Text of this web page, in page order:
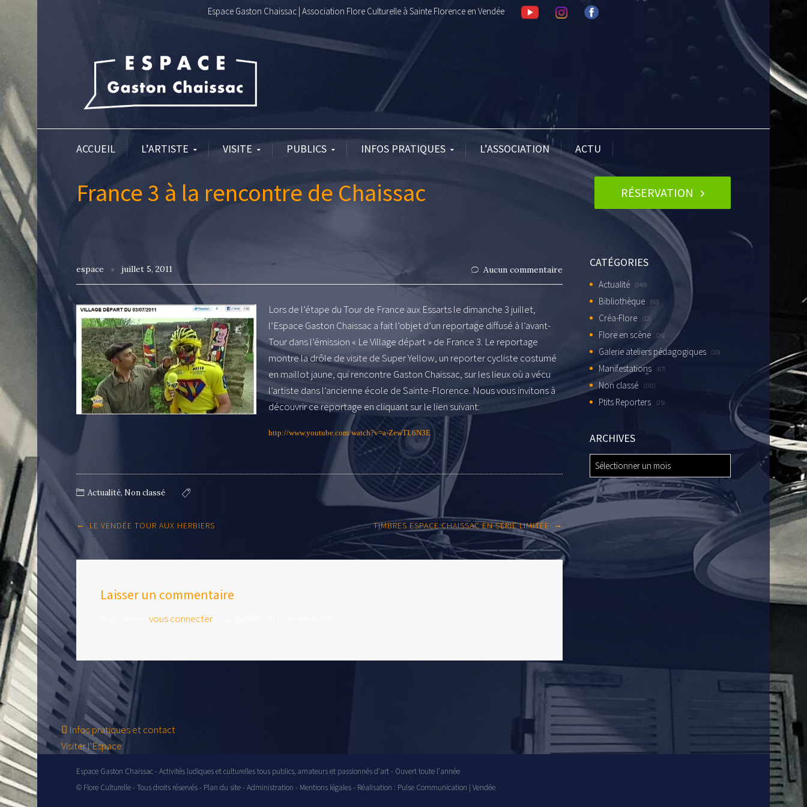
Espace Gaston Chaissac | Association Flore Culturelle à Sainte Florence en Vendée
ACCUEIL L’ARTISTE VISITE PUBLICS INFOS PRATIQUES L’ASSOCIATION ACTU
France 3 à la rencontre de Chaissac RÉSERVATION
espace juillet 5, 2011 Aucun commentaire
Lors de l’étape du Tour de France aux Essarts le dimanche 3 juillet,
l’Espace Gaston Chaissac a fait l’objet d’un reportage diffusé à l’avant-
Tour dans l’émission « Le Village départ » de France 3. Le reportage
montre la drôle de visite de Super Yellow, un reporter cycliste costumé
en maillot jaune, qui rencontre Gaston Chaissac, sur les lieux où a vécu
l’artiste dans l’ancienne école de Sainte-Florence. Nous vous invitons à
découvrir ce reportage en cliquant sur le lien suivant:
http://www.youtube.com/watch?v=a-ZewTL6N3E
Actualité, Non classé
Post
navigation
← LE VENDÉE TOUR AUX HERBIERS TIMBRES ESPACE CHAISSAC EN SÉRIE LIMITÉE →
Laisser un commentaire
vous connecter
CATÉGORIES
Actualité (349)
Bibliothèque (60)
Créa-Flore (12)
Flore en scène (26)
Galerie ateliers pédagogiques (10)
Manifestations (67)
Non classé (191)
Ptits Reporters (25)
ARCHIVES
ARCHIVES
Infos pratiques et contact
Visiter l'Espace
Espace Gaston Chaissac - Activités ludiques et culturelles tous publics, amateurs et passionnés d'art - Ouvert toute l'année
© Flore Culturelle - Tous droits réservés - Plan du site-Administration - Mentions légales- Réalisation : Pulse Communication | Vendée